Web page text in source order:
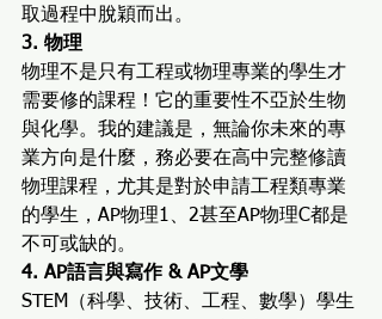
取過程中脫穎而出。
3. 物理
物理不是只有工程或物理專業的學生才
需要修的課程！它的重要性不亞於生物
與化學。我的建議是，無論你未來的專
業方向是什麼，務必要在高中完整修讀
物理課程，尤其是對於申請工程類專業
的學生，AP物理1、2甚至AP物理C都是
不可或缺的。
4. AP語言與寫作 & AP文學
STEM（科學、技術、工程、數學）學生